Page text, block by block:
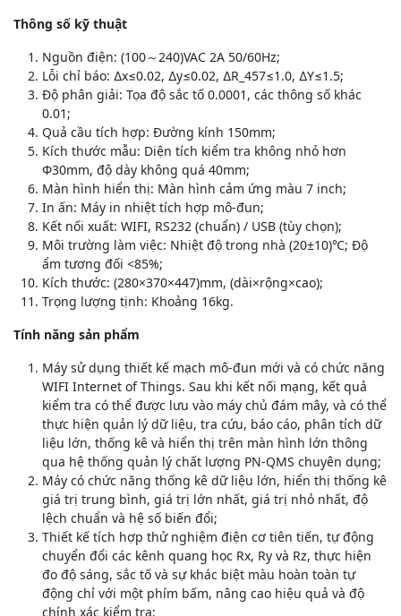
Thông số kỹ thuật
Nguồn điện: (100～240)VAC 2A 50/60Hz;
Lỗi chỉ báo: ∆x≤0.02, ∆y≤0.02, ∆R_457≤1.0, ∆Y≤1.5;
Độ phân giải: Tọa độ sắc tố 0.0001, các thông số khác
0.01;
Quả cầu tích hợp: Đường kính 150mm;
Kích thước mẫu: Diện tích kiểm tra không nhỏ hơn
Φ30mm, độ dày không quá 40mm;
Màn hình hiển thị: Màn hình cảm ứng màu 7 inch;
In ấn: Máy in nhiệt tích hợp mô-đun;
Kết nối xuất: WIFI, RS232 (chuẩn) / USB (tùy chọn);
Môi trường làm việc: Nhiệt độ trong nhà (20±10)℃; Độ
ẩm tương đối <85%;
Kích thước: (280×370×447)mm, (dài×rộng×cao);
Trọng lượng tịnh: Khoảng 16kg.
Tính năng sản phẩm
Máy sử dụng thiết kế mạch mô-đun mới và có chức năng
WIFI Internet of Things. Sau khi kết nối mạng, kết quả
kiểm tra có thể được lưu vào máy chủ đám mây, và có thể
thực hiện quản lý dữ liệu, tra cứu, báo cáo, phân tích dữ
liệu lớn, thống kê và hiển thị trên màn hình lớn thông
qua hệ thống quản lý chất lượng PN-QMS chuyên dụng;
Máy có chức năng thống kê dữ liệu lớn, hiển thị thống kê
giá trị trung bình, giá trị lớn nhất, giá trị nhỏ nhất, độ
lệch chuẩn và hệ số biến đổi;
Thiết kế tích hợp thử nghiệm điện cơ tiên tiến, tự động
chuyển đổi các kênh quang học Rx, Ry và Rz, thực hiện
đo độ sáng, sắc tố và sự khác biệt màu hoàn toàn tự
động chỉ với một phím bấm, nâng cao hiệu quả và độ
chính xác kiểm tra;